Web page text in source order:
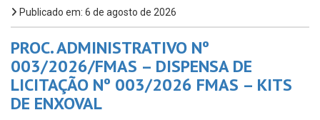
Publicado em: 6 de agosto de 2026
PROC. ADMINISTRATIVO Nº
003/2026/FMAS – DISPENSA DE
LICITAÇÃO Nº 003/2026 FMAS – KITS
DE ENXOVAL